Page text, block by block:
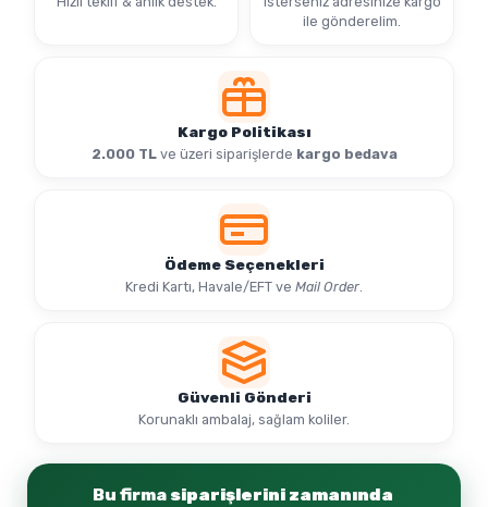
ile gönderelim.
Kargo Politikası
2.000 TLve üzeri siparişlerde kargo bedava
Ödeme Seçenekleri
Kredi Kartı, Havale/EFT ve Mail Order.
Güvenli Gönderi
Korunaklı ambalaj, sağlam koliler.
Bu firma siparişlerini zamanında